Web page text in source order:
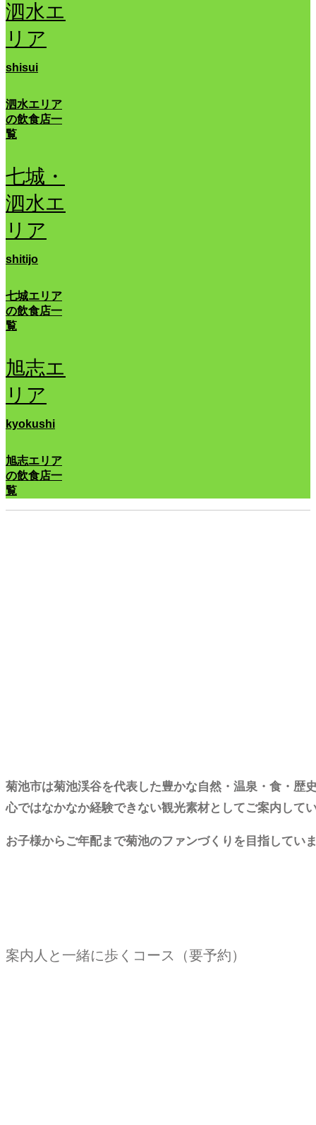
泗水エ
リア
shisui
泗水エリア
の飲食店一
覧
七城・
泗水エ
リア
shitijo
七城エリア
の飲食店一
覧
旭志エ
リア
kyokushi
旭志エリア
の飲食店一
覧
菊池市は菊池渓谷を代表した豊かな自然・温泉・食・歴
心ではなかなか経験できない観光素材としてご案内して
お子様からご年配まで菊池のファンづくりを目指してい
案内人と一緒に歩くコース（要予約）